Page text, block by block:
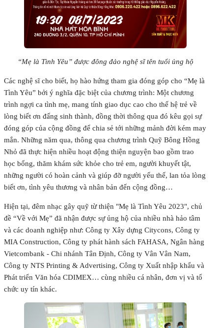
“Mẹ là Tình Yêu” được đông đảo nghệ sĩ tên tuổi ủng hộ
Các nghệ sĩ cho biết, họ hào hứng tham gia đóng góp cho “Mẹ là
Tình Yêu” bởi ý nghĩa đặc biệt của chương trình: Một chương
trình ngợi ca tình mẹ, mang tính giao dục cao cho thế hệ trẻ về
lòng biết ơn đấng sinh thành, đồng thời thông qua đó kêu gọi sự
đóng góp của cộng đồng để chia sẻ tới những mảnh đời kém may
mắn. Những năm qua, thông qua chương trình Quỹ Bông Hồng
Nhỏ đã thực hiện nhiều hoạt động thiện nguyện bao gồm trao
học bổng, thăm khám sức khỏe cho trẻ em, người khuyết tật,
những người có hoàn cảnh và giúp đỡ người yếu thế, lan tỏa lòng
biết ơn, tình yêu thương và nhân bản đến cộng đồng…
Hiện tại, đêm nhạc gây quỹ từ thiện "Mẹ là Tình Yêu 2023", chủ
đề “Về với Mẹ” đã nhận được sự ủng hộ của nhiều nhà hảo tâm
và các doanh nghiệp như: Công ty Xây dựng Citycons, Công ty
MIA Construction, Công ty phát hành sách FAHASA, Ngân hàng
Vietcombank - Chi nhánh Tân Định, Công ty Vân Vân Nam,
Công ty NTS Printing & Advertising, Công ty Xuất nhập khẩu và
Phát triển Văn hóa CDIMEX… cùng nhiều cá nhân, đơn vị và tổ
chức uy tín khác.